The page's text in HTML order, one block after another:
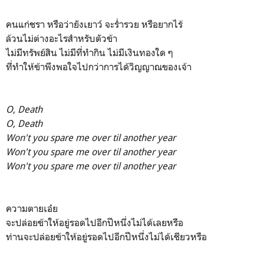
คนแก่ชรา หรือว่ายังเยาว์ จะร่ำรวย หรือยากไร้
ล้วนไม่ต่างอะไรสำหรับตัวข้า
ไม่มีทรัพย์สิน ไม่มีที่ทำกิน ไม่มีเงินทองใด ๆ
ที่ทำให้ข้าพึงพอใจไปกว่าการได้วิญญาณของเจ้า
O, Death
O, Death
Won't you spare me over til another year
Won't you spare me over til another year
Won't you spare me over til another year
ความตายเอ๋ย
จะปล่อยข้าให้อยู่รอดไปอีกปีหนึ่งไม่ได้เลยหรือ
ท่านจะปล่อยข้าให้อยู่รอดไปอีกปีหนึ่งไม่ได้เชียวหรือ